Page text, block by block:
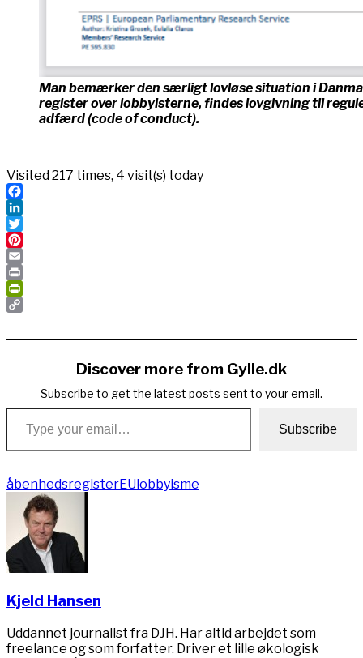
Man bemærker den særligt lovløse situation i
register over lobbyisterne, findes lovgivning til
adfærd (code of conduct).
Visited 217 times, 4 visit(s) today
Facebook
LinkedIn
Twitter
Pinterest
Email
Print
PrintFriendly
Link
Discover more from Gylle.dk
Subscribe to get the latest posts sent to your email.
Type your email…
Subscribe
åbenhedsregisterEUlobbyisme
Kjeld Hansen
Uddannet journalist fra DJH. Har altid arbejdet som
freelance og som forfatter. Driver et lille økologisk